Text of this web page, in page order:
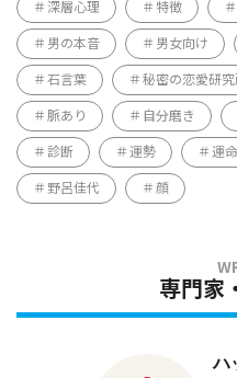
深層心理 特徴
男の本音 男女向け
石言葉 秘密の恋愛研究
脈あり 自分磨き
診断 運勢 運
野呂佳代 顔
専門家
ハ